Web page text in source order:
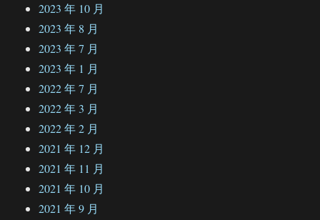
2023 年 10 月
2023 年 8 月
2023 年 7 月
2023 年 1 月
2022 年 7 月
2022 年 3 月
2022 年 2 月
2021 年 12 月
2021 年 11 月
2021 年 10 月
2021 年 9 月